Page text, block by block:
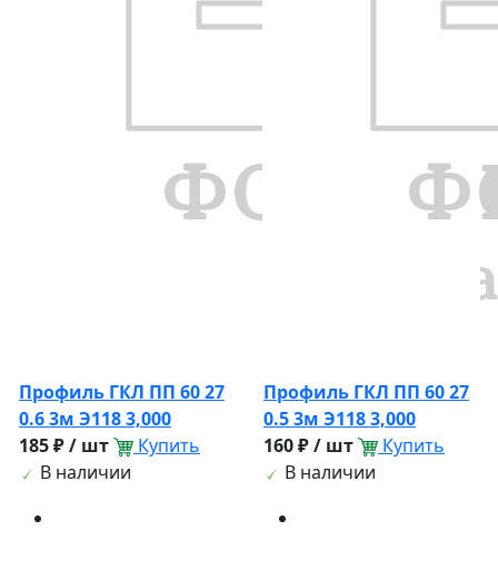
Профиль ГКЛ ПП 60 27
0.6 3м Э118 3,000
185 ₽ / шт
Купить
В наличии
Профиль ГКЛ ПП 60 27
0.5 3м Э118 3,000
160 ₽ / шт
Купить
В наличии